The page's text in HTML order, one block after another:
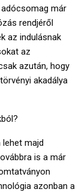
már
rendjéről
az indulásnak
az
azután, hogy
akadálya
majd
is a már
azonban a